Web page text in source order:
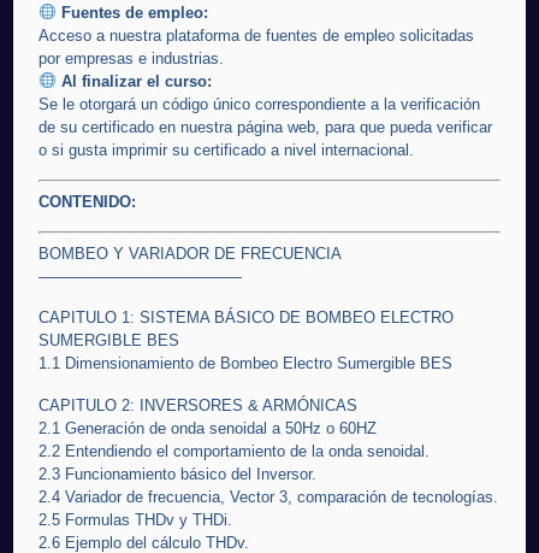
Fuentes de empleo:
Acceso a nuestra plataforma de fuentes de empleo solicitadas
por empresas e industrias.
Al finalizar el curso:
Se le otorgará un código único correspondiente a la verificación
de su certificado en nuestra página web, para que pueda verificar
o si gusta imprimir su certificado a nivel internacional.
CONTENIDO:
BOMBEO Y VARIADOR DE FRECUENCIA
—————————————
CAPITULO 1: SISTEMA BÁSICO DE BOMBEO ELECTRO
SUMERGIBLE BES
1.1 Dimensionamiento de Bombeo Electro Sumergible BES
CAPITULO 2: INVERSORES & ARMÓNICAS
2.1 Generación de onda senoidal a 50Hz o 60HZ
2.2 Entendiendo el comportamiento de la onda senoidal.
2.3 Funcionamiento básico del Inversor.
2.4 Variador de frecuencia, Vector 3, comparación de tecnologías.
2.5 Formulas THDv y THDi.
2.6 Ejemplo del cálculo THDv.